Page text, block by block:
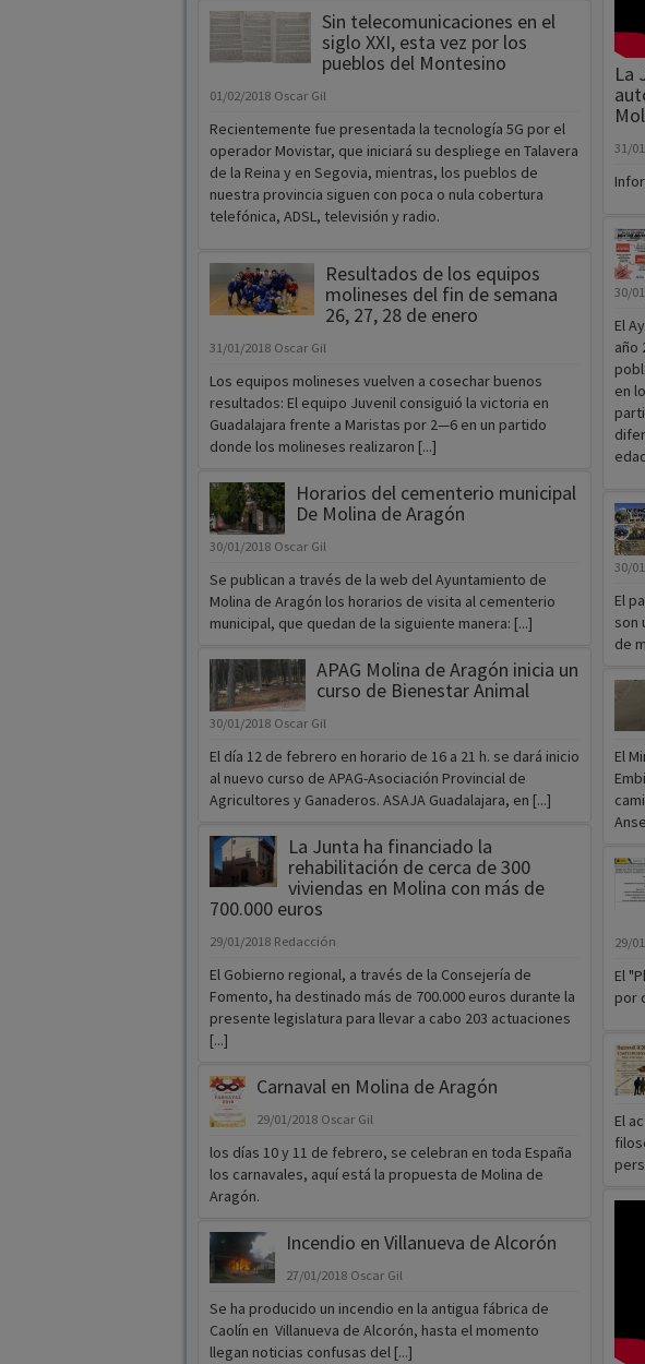
Sin telecomunicaciones en el
siglo XXI, esta vez por los
pueblos del Montesino
01/02/2018 Oscar Gil
Recientemente fue presentada la tecnología 5G por el
operador Movistar, que iniciará su despliege en Talavera
de la Reina y en Segovia, mientras, los pueblos de
nuestra provincia siguen con poca o nula cobertura
telefónica, ADSL, televisión y radio.
Resultados de los equipos
molineses del fin de semana
26, 27, 28 de enero
31/01/2018 Oscar Gil
Los equipos molineses vuelven a cosechar buenos
resultados: El equipo Juvenil consiguió la victoria en
Guadalajara frente a Maristas por 2—6 en un partido
donde los molineses realizaron [...]
Horarios del cementerio municipal
De Molina de Aragón
30/01/2018 Oscar Gil
Se publican a través de la web del Ayuntamiento de
Molina de Aragón los horarios de visita al cementerio
municipal, que quedan de la siguiente manera: [...]
APAG Molina de Aragón inicia un
curso de Bienestar Animal
30/01/2018 Oscar Gil
El día 12 de febrero en horario de 16 a 21 h. se dará inicio
al nuevo curso de APAG-Asociación Provincial de
Agricultores y Ganaderos. ASAJA Guadalajara, en [...]
La Junta ha financiado la
rehabilitación de cerca de 300
viviendas en Molina con más de
700.000 euros
29/01/2018 Redacción
El Gobierno regional, a través de la Consejería de
Fomento, ha destinado más de 700.000 euros durante la
presente legislatura para llevar a cabo 203 actuaciones
[...]
Carnaval en Molina de Aragón
29/01/2018 Oscar Gil
los días 10 y 11 de febrero, se celebran en toda España
los carnavales, aquí está la propuesta de Molina de
Aragón.
Incendio en Villanueva de Alcorón
27/01/2018 Oscar Gil
Se ha producido un incendio en la antigua fábrica de
Caolín en Villanueva de Alcorón, hasta el momento
llegan noticias confusas del [...]
La
31/
30/
El
año
en
30/
El
son
de
El
29/
El
por
El